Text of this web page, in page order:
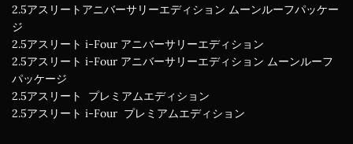
2.5アスリートアニバーサリーエディション ムーンルーフパッケー
ジ
2.5アスリート i-Four アニバーサリーエディション
2.5アスリート i-Four アニバーサリーエディション ムーンルーフ
パッケージ
2.5アスリート プレミアムエディション
2.5アスリート i-Four プレミアムエディション